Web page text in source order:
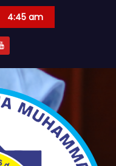
4:45 am